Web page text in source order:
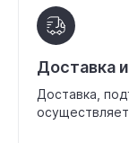
Доставка
Доставка,